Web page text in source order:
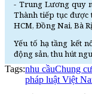
- Trung Lương quy
Thành tiếp tục được
HCM, Đồng Nai, Bà
Yếu tố hạ tầng kết
động sản, thu hút
Tags:nhu cầuChung cư
pháp luật Việt